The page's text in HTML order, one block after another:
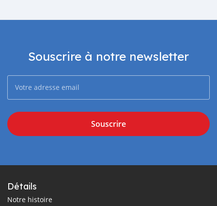
Souscrire à notre newsletter
Souscrire
Détails
Notre histoire